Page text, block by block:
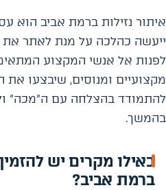
איתור נזילות ברמת אביב הוא
ייעשה כהלכה על מנת לאתר את
לפנות אל אנשי המקצוע
מקצועיים ומנוסים, שיבצעו
להתמודד בהצלחה עם ה"מכה"
בהמשך.
באילו מקרים יש
ברמת אביב?